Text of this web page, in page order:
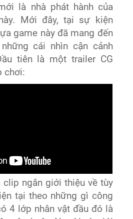
là nhà phát hành của
Mới đây, tại sự kiện
game này đã mang đến
cái nhìn cận cảnh
tiên là một trailer CG
chơi:
clip ngắn giới thiệu về tùy
tại theo những gì công
4 lớp nhân vật đầu đó là